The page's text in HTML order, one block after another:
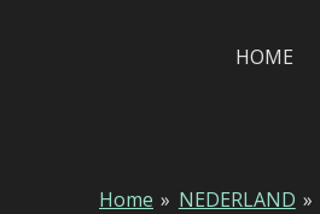
HOME
Home » NEDERLAND »